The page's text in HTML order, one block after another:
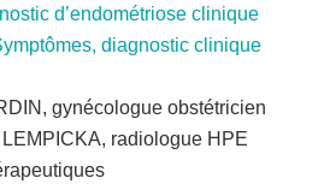
d’endométriose clinique
diagnostic clinique
gynécologue obstétricien
radiologue HPE